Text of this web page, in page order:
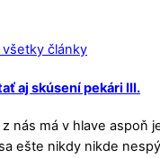
články
aj skúsení pekári III.
nás má v hlave aspoň
ešte nikdy nikde